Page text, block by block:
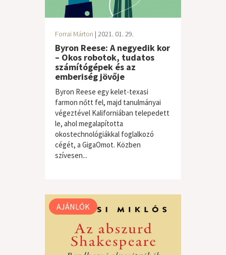
Forrai Márton | 2021. 01. 29.
Byron Reese: A negyedik kor
– Okos robotok, tudatos
számítógépek és az
emberiség jövője
Byron Reese egy kelet-texasi
farmon nőtt fel, majd tanulmányai
végeztével Kaliforniában telepedett
le, ahol megalapította
okostechnológiákkal foglalkozó
cégét, a GigaOmot. Közben
szívesen...
ismeretterjesztő / tudományos
AJÁNLÓK